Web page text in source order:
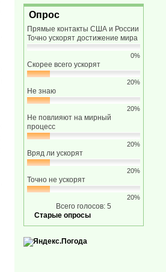
Опрос
Прямые контакты США и России
Точно ускорят достижение мира
0%
Скорее всего ускорят
20%
Не знаю
20%
Не повлияют на мирный
процесс
20%
Вряд ли ускорят
20%
Точно не ускорят
20%
Всего голосов: 5
Старые опросы